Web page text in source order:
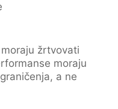
žrtvovati
moraju
a ne